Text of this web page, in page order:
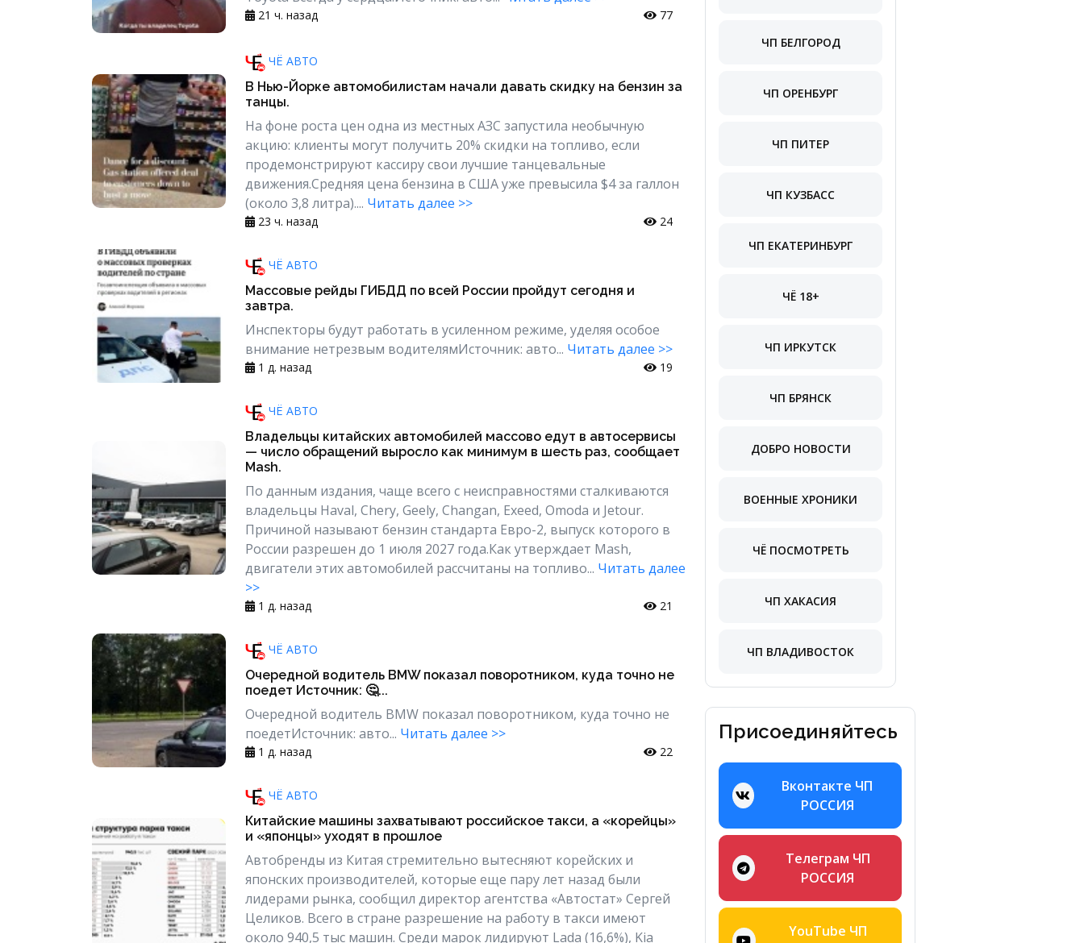
21 ч. назад 77
ЧЁ АВТО
В Нью-Йорке автомобилистам начали давать скидку на бензин за
танцы.
На фоне роста цен одна из местных АЗС запустила необычную
акцию: клиенты могут получить 20% скидки на топливо, если
продемонстрируют кассиру свои лучшие танцевальные
движения.Средняя цена бензина в США уже превысила $4 за галлон
(около 3,8 литра).... Читать далее >>
23 ч. назад 24
ЧЁ АВТО
Массовые рейды ГИБДД по всей России пройдут сегодня и
завтра.
Инспекторы будут работать в усиленном режиме, уделяя особое
внимание нетрезвым водителямИсточник: авто... Читать далее >>
1 д. назад 19
ЧЁ АВТО
Владельцы китайских автомобилей массово едут в автосервисы
— число обращений выросло как минимум в шесть раз, сообщает
Mash.
По данным издания, чаще всего с неисправностями сталкиваются
владельцы Haval, Chery, Geely, Changan, Exeed, Omoda и Jetour.
Причиной называют бензин стандарта Евро-2, выпуск которого в
России разрешен до 1 июля 2027 года.Как утверждает Mash,
двигатели этих автомобилей рассчитаны на топливо... Читать далее
>>
1 д. назад 21
ЧЁ АВТО
Очередной водитель BMW показал поворотником, куда точно не
поедет Источник: 🤔...
Очередной водитель BMW показал поворотником, куда точно не
поедетИсточник: авто... Читать далее >>
1 д. назад 22
ЧЁ АВТО
Китайские машины захватывают российское такси, а «корейцы»
и «японцы» уходят в прошлое
Автобренды из Китая стремительно вытесняют корейских и
японских производителей, которые еще пару лет назад были
лидерами рынка, сообщил директор агентства «Автостат» Сергей
Целиков. Всего в стране разрешение на работу в такси имеют
около 940,5 тыс машин. Среди марок лидируют Lada (16,6%), Kia
ЧП БЕЛГОРОД
ЧП ОРЕНБУРГ
ЧП ПИТЕР
ЧП КУЗБАСС
ЧП ЕКАТЕРИНБУРГ
ЧЁ 18+
ЧП ИРКУТСК
ЧП БРЯНСК
ДОБРО НОВОСТИ
ВОЕННЫЕ ХРОНИКИ
ЧЁ ПОСМОТРЕТЬ
ЧП ХАКАСИЯ
ЧП ВЛАДИВОСТОК
Присоединяйтесь
Вконтакте ЧП
РОССИЯ
Телеграм ЧП
РОССИЯ
YouTube ЧП